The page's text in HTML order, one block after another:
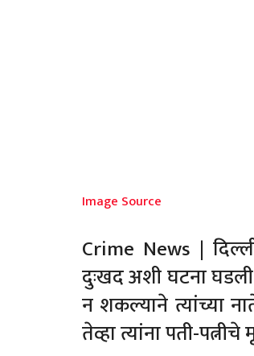
Image Source
Crime News |
दुःखद अशी घटना
न शकल्याने त्यांच्या
तेव्हा त्यांना पती-